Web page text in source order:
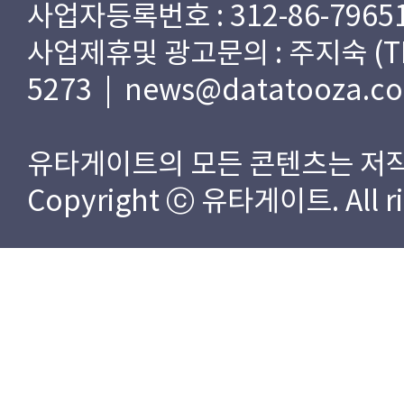
사업자등록번호 : 312-86-
사업제휴및 광고문의 : 주지숙
5273 |
유타게이트의 모든 콘텐츠는 저
Copyright ⓒ 유타게이트. All